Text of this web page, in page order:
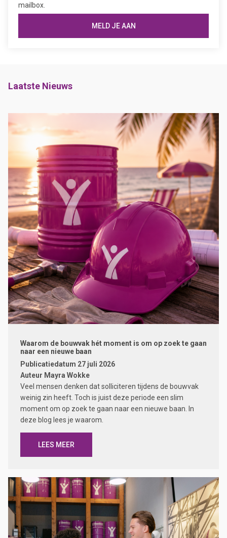
mailbox.
MELD JE AAN
Laatste Nieuws
Waarom de bouwvak hét moment is om op zoek te gaan
naar een nieuwe baan
Publicatiedatum 27 juli 2026
Auteur Mayra Wokke
Veel mensen denken dat solliciteren tijdens de bouwvak
weinig zin heeft. Toch is juist deze periode een slim
moment om op zoek te gaan naar een nieuwe baan. In
deze blog lees je waarom.
LEES MEER